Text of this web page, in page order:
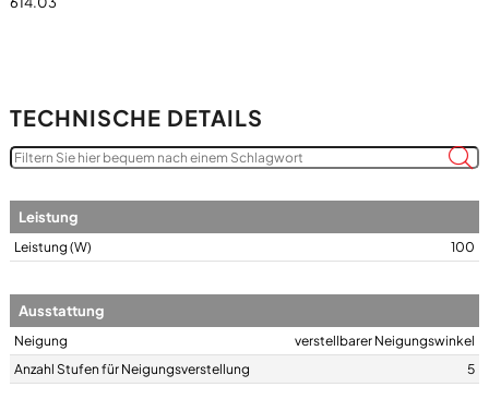
TECHNISCHE DETAILS
Leistung
Leistung (W) 100
Ausstattung
Neigung
verstellbarer Neigungswinkel
Anzahl Stufen für Neigungsverstellung
5